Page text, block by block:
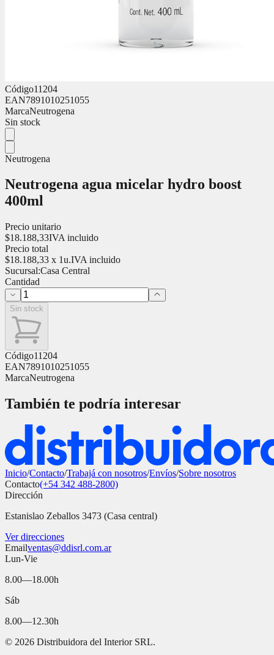
Código11204
EAN7891010251055
MarcaNeutrogena
Sin stock
Neutrogena
Neutrogena agua micelar hydro boost
400ml
Precio unitario
$18.188,33IVA incluido
Precio total
$18.188,33 x 1u.IVA incluido
Sucursal:Casa Central
Cantidad
Sin stock
Código11204
EAN7891010251055
MarcaNeutrogena
También te podría interesar
Inicio/Contacto/Trabajá con nosotros/Envíos/Sobre nosotros
Contacto(+54 342 488-2800)
Dirección
Estanislao Zeballos 3473 (Casa central)
Ver direcciones
Emailventas@ddisrl.com.ar
Lun-Vie
8.00—18.00h
Sáb
8.00—12.30h
© 2026 Distribuidora del Interior SRL.